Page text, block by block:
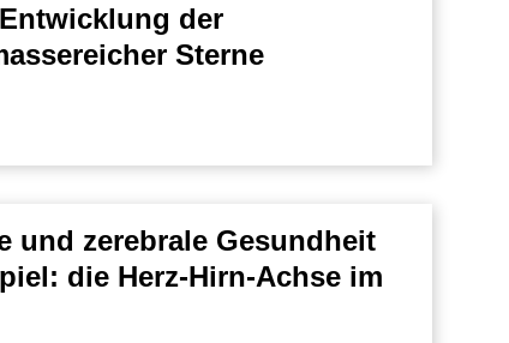
der
Sterne
und zerebrale Gesundheit
die Herz-Hirn-Achse im